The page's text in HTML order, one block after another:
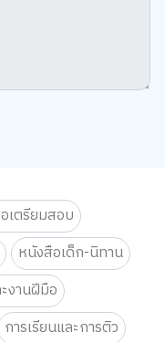
เตรียมสอบ
หนังสือเด็ก-นิทาน
งานฝีมือ
การเรียนและการติว